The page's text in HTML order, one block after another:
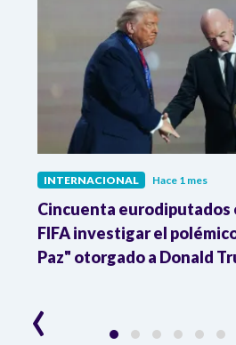
INTERNACIONAL Hace 1 mes
Cincuenta eurodiputados
FIFA investigar el
Paz" otorgado a Donald
‹